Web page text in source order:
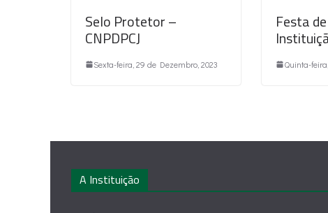
Selo Protetor –
CNPDPCJ
Sexta-feira, 29 de Dezembro, 2023
Festa
Quinta-
A Instituição